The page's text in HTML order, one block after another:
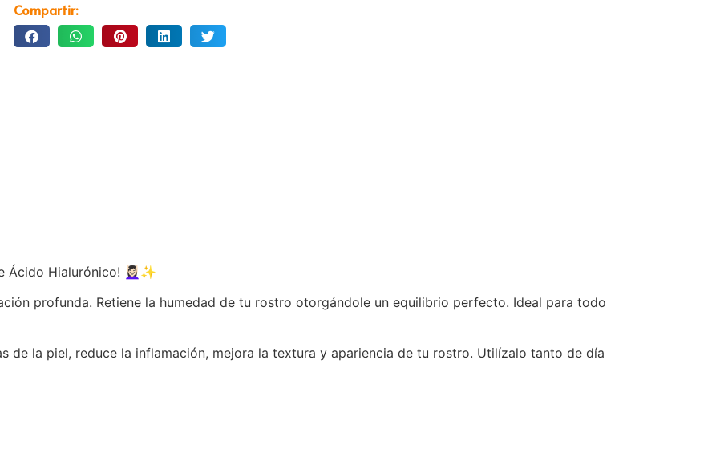
Compartir:
Hialurónico! 💆🏻‍♀️✨
profunda. Retiene la humedad de tu rostro otorgándole un equilibrio perfecto. Ideal para todo
de la piel, reduce la inflamación, mejora la textura y apariencia de tu rostro. Utilízalo tanto de día